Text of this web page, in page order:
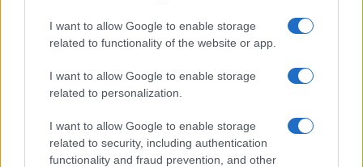
I want to allow Google to enable storage
related to functionality of the website or app.
I want to allow Google to enable storage
related to personalization.
I want to allow Google to enable storage
related to security, including authentication
functionality and fraud prevention, and other
Biglietti per Sanremo 2025: tutto quello che c’è da
Crescente tensione in Medio Oriente: evacuazioni a
Tiro, nuove sanzioni e pressioni internazionali
Concerti in Italia: il 2026 supera il miliardo di euro di
spesa